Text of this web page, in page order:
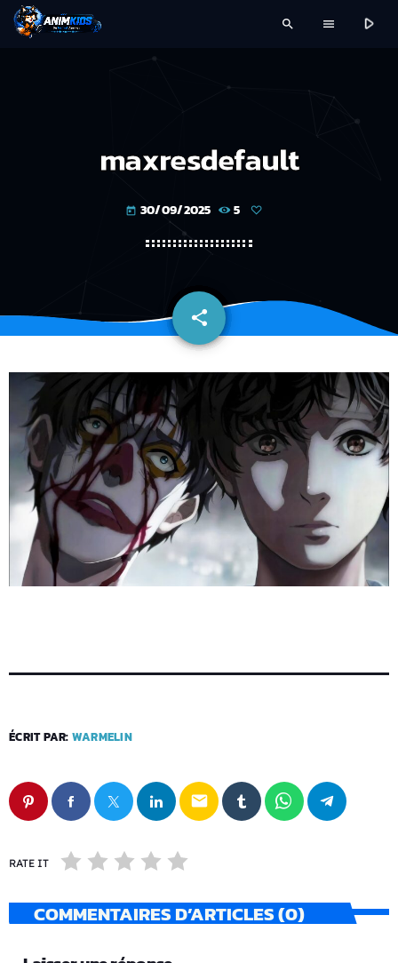
search menu play_arrow
maxresdefault
today 30/09/2025 5
share
email
ÉCRIT PAR: WARMELIN
email
RATE IT
COMMENTAIRES D’ARTICLES (0)